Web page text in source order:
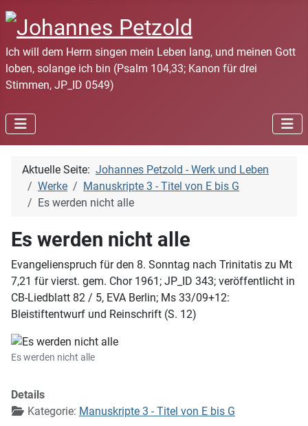
Ich will dem Herrn singen mein Leben lang, und meinen Gott
loben, solange ich bin (Psalm 104,33; Kanon für drei
Stimmen, JP_ID 0549)
Aktuelle Seite: Johannes Petzold - Werk und Leben
Werke
Manuskripte 3 - Titel von E bis G
Es werden nicht alle
Es werden nicht alle
Evangelienspruch für den 8. Sonntag nach Trinitatis zu Mt
7,21 für vierst. gem. Chor 1961; JP_ID 343; veröffentlicht in
CB-Liedblatt 82 / 5, EVA Berlin; Ms 33/09+12:
Bleistiftentwurf und Reinschrift (S. 12)
Es werden nicht alle
Details
Kategorie: Manuskripte 3 - Titel von E bis G